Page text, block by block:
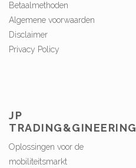
Betaalmethoden
Algemene voorwaarden
Disclaimer
Privacy Policy
JP
TRADING&GINEERING
Oplossingen voor de
mobiliteitsmarkt